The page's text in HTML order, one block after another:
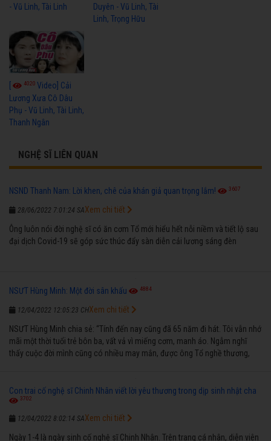
- Vũ Linh, Tài Linh
Duyên - Vũ Linh, Tài
Linh, Trọng Hữu
4020 Video] Cải
Lương Xưa Cô Dâu
Phụ - Vũ Linh, Tài Linh,
Thanh Ngân
NGHỆ SĨ LIÊN QUAN
NSND Thanh Nam: Lời khen, chê của khán giả quan trọng lắm! 3607
28/06/2022 7:01:24 SA
Ông luôn nói đời nghệ sĩ có ăn cơm Tổ mới hiểu hết nỗi niềm và tiết lộ sau
đại dịch Covid-19 sẽ góp sức thúc đẩy sàn diễn cải lương sáng đèn
Xem chi tiết
NSƯT Hùng Minh: Một đời sân khấu 4884
12/04/2022 12:05:23 CH
NSƯT Hùng Minh chia sẻ: “Tính đến nay cũng đã 65 năm đi hát. Tôi vẫn nhớ
mãi một thời tuổi trẻ bôn ba, vất vả vì miếng cơm, manh áo. Ngẫm nghĩ
thấy cuộc đời mình cũng có nhiều may mắn, được ông Tổ nghề thương,
diễn”.
Xem chi tiết
Con trai cố nghệ sĩ Chinh Nhân viết lời yêu thương trong dịp sinh nhật cha
3702
12/04/2022 8:02:14 SA
Ngày 1-4 là ngày sinh cố nghệ sĩ Chinh Nhân. Trên trang cá nhân, diễn viên
Xem chi tiết